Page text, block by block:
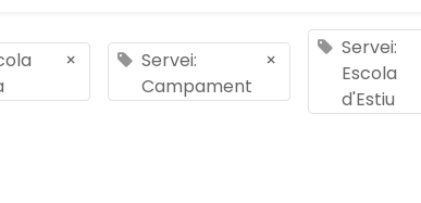
×
Servei:
Campament
×
Servei:
Escola
d'Estiu